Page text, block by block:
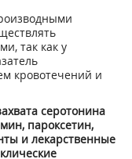
так как у
кровотечений и
серотонина
пароксетин,
и лекарственные